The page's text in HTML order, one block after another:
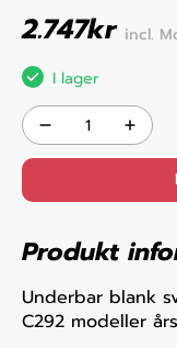
2.747kr incl.
I lager
Produkt
Underbar blank
C292 modeller